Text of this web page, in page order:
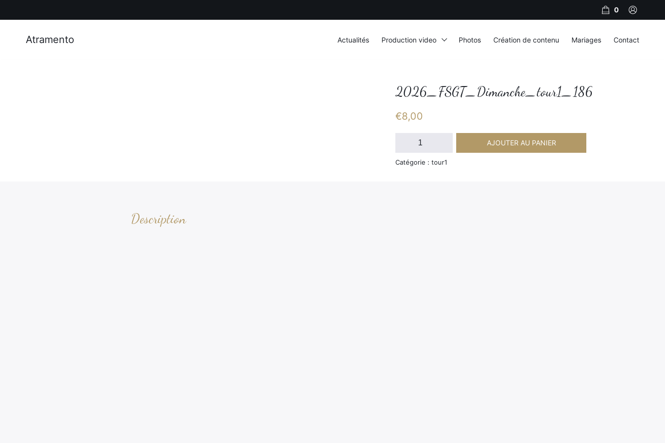
2026_FSGT_Dimanche_tour1_186
€8,00
quantité
2026_FSGT_Dimanche_tour1_186
AJOUTER AU PANIER
Catégorie : tour1
Description
0
Atramento Actualités Production video Photos Création de contenu Mariages Contact